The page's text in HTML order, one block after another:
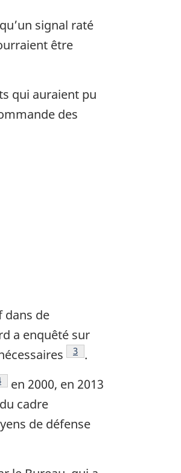
signal raté
être
qui auraient pu
des
dans de
a enquêté sur
Note de bas de page
3 .
de bas de page
en 2000, en 2013
cadre
de défense